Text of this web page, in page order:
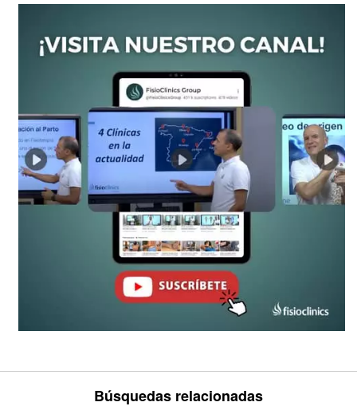
Búsquedas relacionadas